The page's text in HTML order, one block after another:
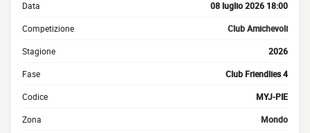
Data 08 luglio 2026 18:00
Competizione Club Amichevoli
Stagione 2026
Fase Club Friendlies 4
Codice MYJ-PIE
Zona Mondo